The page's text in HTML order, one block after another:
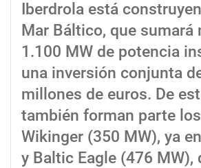
Iberdrola está
Mar Báltico, que sumará
1.100 MW de potencia
una inversión conjunta
millones de euros. De
también forman parte
Wikinger (350 MW), ya
y Baltic Eagle (476 MW),